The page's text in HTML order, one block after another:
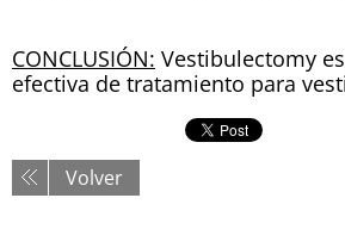
CONCLUSIÓN: Vestibulectomy
efectiva de tratamiento para
Volver